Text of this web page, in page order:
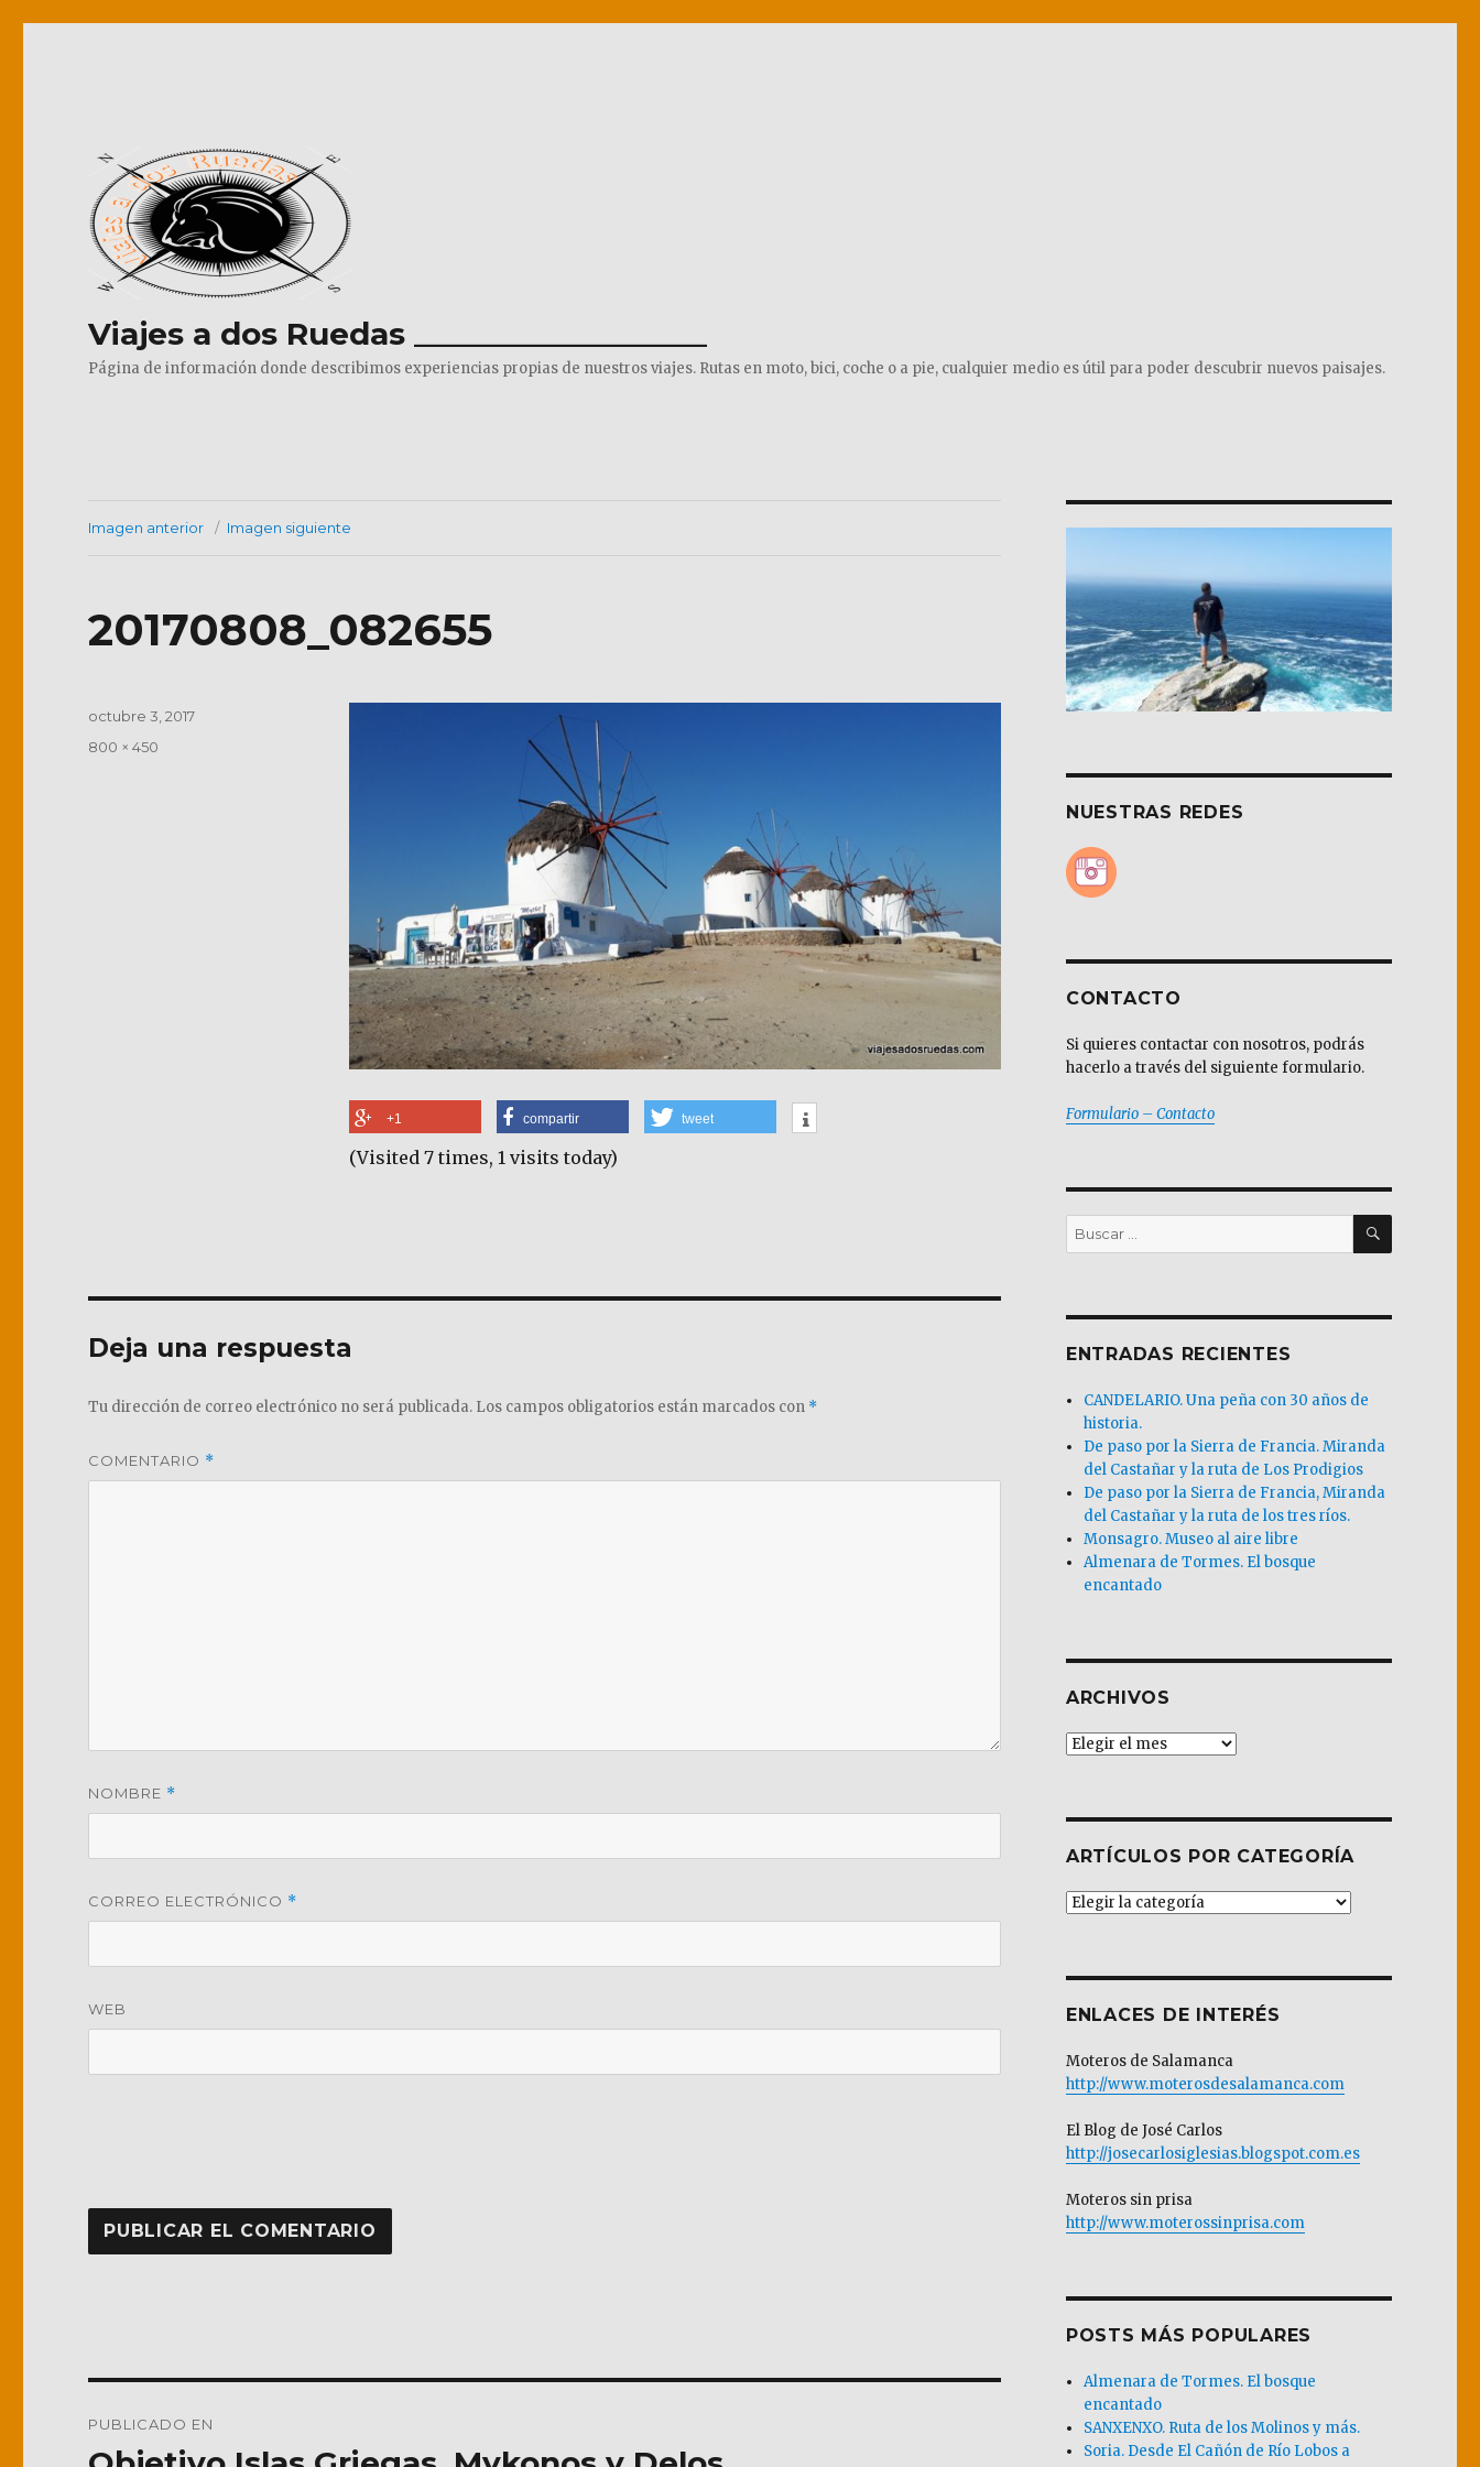
Viajes a dos Ruedas ___________________
Página de información donde describimos experiencias propias de nuestros viajes. Rutas en moto, bici, coche o a pie, cualquier medio es útil para poder descubrir nuevos paisajes.
Imagen anterior Imagen siguiente
20170808_082655
+1 compartir tweet
(Visited 7 times, 1 visits today)
Publicado
octubre 3, 2017
Tamaño
800 × 450
Deja una respuesta
Tu dirección de correo electrónico no será publicada. Los campos obligatorios están marcados con *
COMENTARIO *
NOMBRE *
CORREO ELECTRÓNICO *
WEB
de
PUBLICADO EN
NUESTRAS REDES
CONTACTO
Si quieres contactar con nosotros, podrás
hacerlo a través del siguiente formulario.
Formulario – Contacto
Buscar
por:
BUSCAR
ENTRADAS RECIENTES
CANDELARIO. Una peña con 30 años de
historia.
De paso por la Sierra de Francia. Miranda
del Castañar y la ruta de Los Prodigios
De paso por la Sierra de Francia, Miranda
del Castañar y la ruta de los tres ríos.
Monsagro. Museo al aire libre
Almenara de Tormes. El bosque
encantado
ARCHIVOS
Archivos
ARTÍCULOS POR CATEGORÍA
Artículos
ENLACES DE INTERÉS
Moteros de Salamanca
http://www.moterosdesalamanca.com
El Blog de José Carlos
http://josecarlosiglesias.blogspot.com.es
Moteros sin prisa
http://www.moterossinprisa.com
POSTS MÁS POPULARES
Almenara de Tormes. El bosque
encantado
SANXENXO. Ruta de los Molinos y más.
Soria. Desde El Cañón de Río Lobos a